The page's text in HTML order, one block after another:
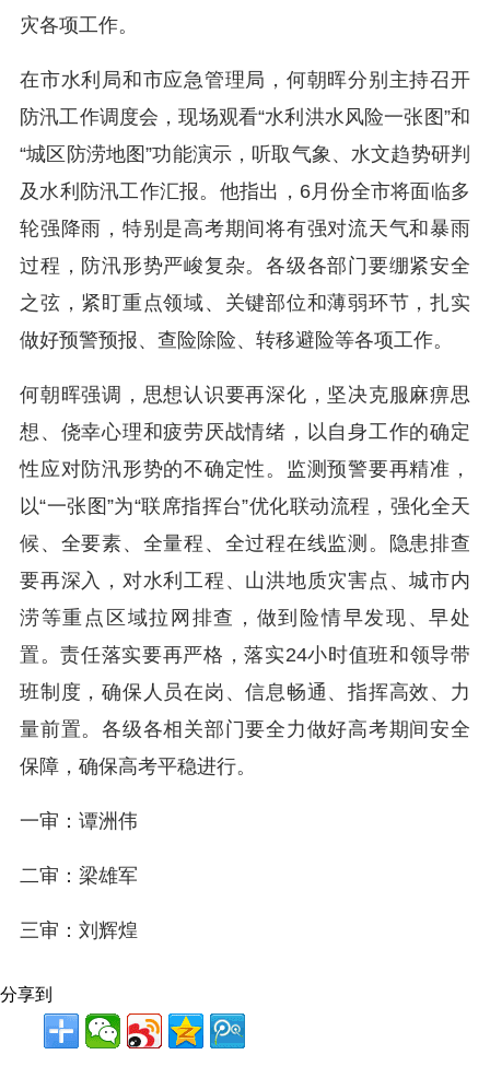
灾各项工作。
在市水利局和市应急管理局，何朝晖分别主持召开
防汛工作调度会，现场观看“水利洪水风险一张图”和
“城区防涝地图”功能演示，听取气象、水文趋势研判
及水利防汛工作汇报。他指出，6月份全市将面临多
轮强降雨，特别是高考期间将有强对流天气和暴雨
过程，防汛形势严峻复杂。各级各部门要绷紧安全
之弦，紧盯重点领域、关键部位和薄弱环节，扎实
做好预警预报、查险除险、转移避险等各项工作。
何朝晖强调，思想认识要再深化，坚决克服麻痹思
想、侥幸心理和疲劳厌战情绪，以自身工作的确定
性应对防汛形势的不确定性。监测预警要再精准，
以“一张图”为“联席指挥台”优化联动流程，强化全天
候、全要素、全量程、全过程在线监测。隐患排查
要再深入，对水利工程、山洪地质灾害点、城市内
涝等重点区域拉网排查，做到险情早发现、早处
置。责任落实要再严格，落实24小时值班和领导带
班制度，确保人员在岗、信息畅通、指挥高效、力
量前置。各级各相关部门要全力做好高考期间安全
保障，确保高考平稳进行。
一审：谭洲伟
二审：梁雄军
三审：刘辉煌
分享到